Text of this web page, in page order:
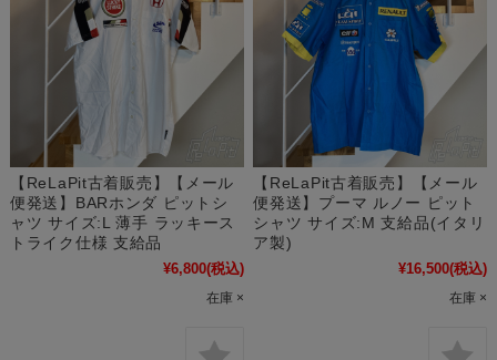
【ReLaPit古着販売】【メール
便発送】BARホンダ ピットシ
ャツ サイズ:L 薄手 ラッキース
トライク仕様 支給品
¥6,800(税込)
在庫 ×
【ReLaPit古着販売】【メール
便発送】プーマ ルノー ピット
シャツ サイズ:M 支給品(イタリ
ア製)
¥16,500(税込)
在庫 ×